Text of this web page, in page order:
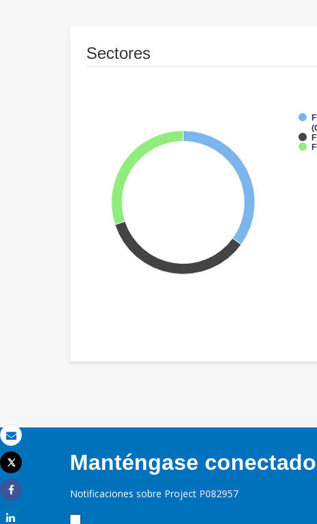
Correo electrónico
Imprimir
Tweet
Share
Sectores
Manténgase
Notificaciones sobre Project P082957